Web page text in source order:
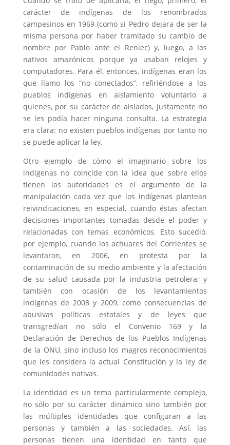
carácter de indígenas de los renombrados
campesinos en 1969 (como si Pedro dejara de ser la
misma persona por haber tramitado su cambio de
nombre por Pablo ante el Reniec) y, luego, a los
nativos amazónicos porque ya usaban relojes y
computadores. Para él, entonces, indígenas eran los
que llamo los “no conectados”, refiriéndose a los
pueblos indígenas en aislamiento voluntario a
quienes, por su carácter de aislados, justamente no
se les podía hacer ninguna consulta. La estrategia
era clara: no existen pueblos indígenas por tanto no
se puede aplicar la ley.
Otro ejemplo de cómo el imaginario sobre los
indígenas no coincide con la idea que sobre ellos
tienen las autoridades es el argumento de la
manipulación cada vez que los indígenas plantean
reivindicaciones, en especial, cuando éstas afectan
decisiones importantes tomadas desde el poder y
relacionadas con temas económicos. Esto sucedió,
por ejemplo, cuando los achuares del Corrientes se
levantaron, en 2006, en protesta por la
contaminación de su medio ambiente y la afectación
de su salud causada por la industria petrolera; y
también con ocasión de los levantamientos
indígenas de 2008 y 2009, como consecuencias de
abusivas políticas estatales y de leyes que
transgredían no sólo el Convenio 169 y la
Declaración de Derechos de los Pueblos Indígenas
de la ONU, sino incluso los magros reconocimientos
que les considera la actual Constitución y la ley de
comunidades nativas.
La identidad es un tema particularmente complejo,
no sólo por su carácter dinámico sino también por
las múltiples identidades que configuran a las
personas y también a las sociedades. Así, las
personas tienen una identidad en tanto que